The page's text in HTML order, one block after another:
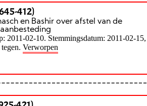
412)
en Bashir over afstel van de
2011-02-10. Stemmingsdatum: 2011-02-15,
Verworpen